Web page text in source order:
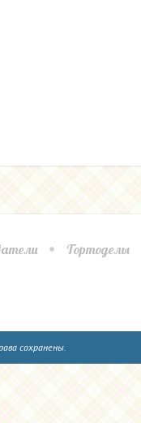
Тортоделы
сохранены.